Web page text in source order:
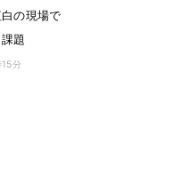
の現場で
題
分